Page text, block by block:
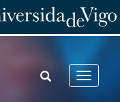
Toggle
TOGGLE
SEARCH